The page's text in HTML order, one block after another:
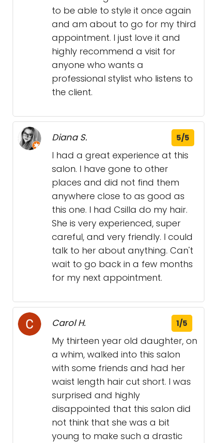
to be able to style it once again
and am about to go for my third
appointment. I just love it and
highly recommend a visit for
anyone who wants a
professional stylist who listens to
the client.
Diana S. 5/5
I had a great experience at this
salon. I have gone to other
places and did not find them
anywhere close to as good as
this one. I had Csilla do my hair.
She is very experienced, super
careful, and very friendly. I could
talk to her about anything. Can't
wait to go back in a few months
for my next appointment.
Carol H. 1/5
My thirteen year old daughter, on
a whim, walked into this salon
with some friends and had her
waist length hair cut short. I was
surprised and highly
disappointed that this salon did
not think that she was a bit
young to make such a drastic